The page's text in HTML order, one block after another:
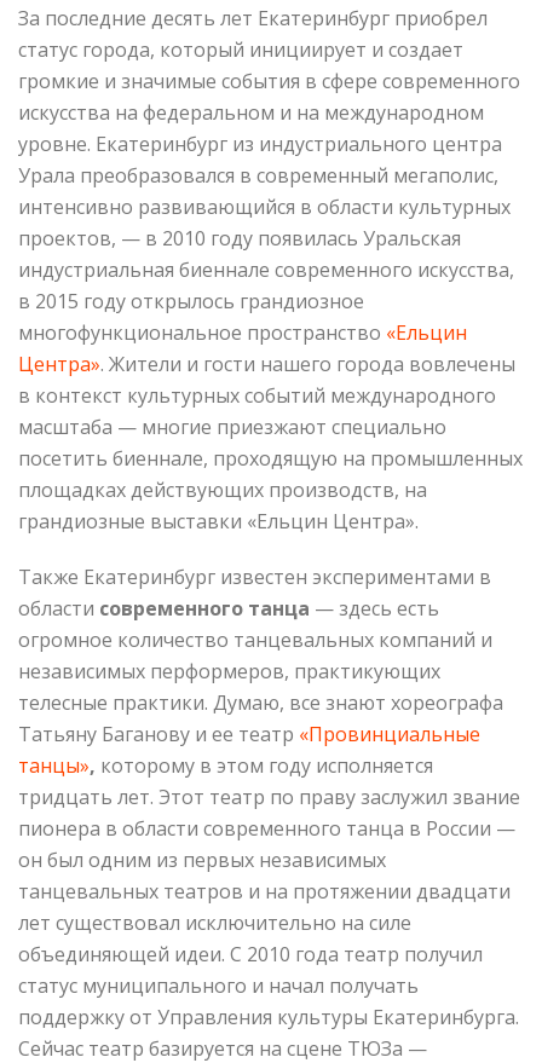
За последние десять лет Екатеринбург приобрел
статус города, который инициирует и создает
громкие и значимые события в сфере современного
искусства на федеральном и на международном
уровне. Екатеринбург из индустриального центра
Урала преобразовался в современный мегаполис,
интенсивно развивающийся в области культурных
проектов, — в 2010 году появилась Уральская
индустриальная биеннале современного искусства,
в 2015 году открылось грандиозное
многофункциональное пространство «Ельцин
Центра». Жители и гости нашего города вовлечены
в контекст культурных событий международного
масштаба — многие приезжают специально
посетить биеннале, проходящую на промышленных
площадках действующих производств, на
грандиозные выставки «Ельцин Центра».
Также Екатеринбург известен экспериментами в
области современного танца — здесь есть
огромное количество танцевальных компаний и
независимых перформеров, практикующих
телесные практики. Думаю, все знают хореографа
Татьяну Баганову и ее театр «Провинциальные
танцы», которому в этом году исполняется
тридцать лет. Этот театр по праву заслужил звание
пионера в области современного танца в России —
он был одним из первых независимых
танцевальных театров и на протяжении двадцати
лет существовал исключительно на силе
объединяющей идеи. С 2010 года театр получил
статус муниципального и начал получать
поддержку от Управления культуры Екатеринбурга.
Сейчас театр базируется на сцене ТЮЗа —